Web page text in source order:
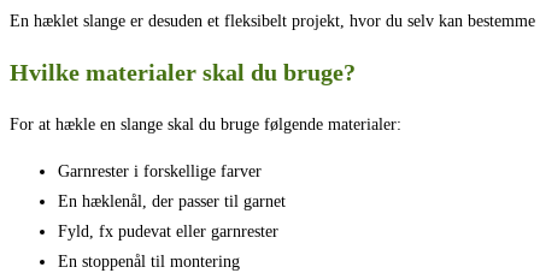
En hæklet slange er desuden et fleksibelt projekt, hvor du selv kan
Hvilke materialer skal du bruge?
For at hækle en slange skal du bruge følgende materialer:
Garnrester i forskellige farver
En hæklenål, der passer til garnet
Fyld, fx pudevat eller garnrester
En stoppenål til montering